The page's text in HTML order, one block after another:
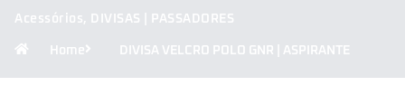
Acessórios, DIVISAS | PASSADORES
Home DIVISA VELCRO POLO GNR | ASPIRANTE